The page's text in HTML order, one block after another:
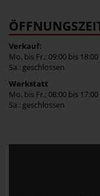
Verkauf:
Mo. bis Fr.: 09:00 bis
Sa.: geschlossen
Werkstatt
Mo. bis Fr.: 08:00 bis
Sa.: geschlossen